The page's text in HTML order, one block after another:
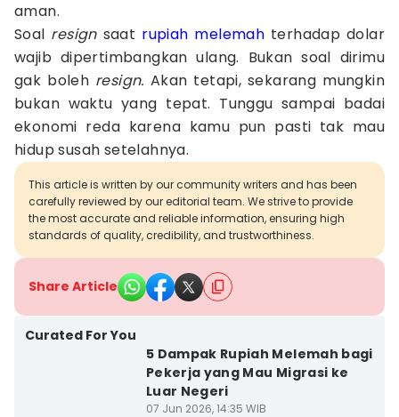
aman.
Soal resign saat rupiah melemah terhadap dolar
wajib dipertimbangkan ulang. Bukan soal dirimu
gak boleh resign. Akan tetapi, sekarang mungkin
bukan waktu yang tepat. Tunggu sampai badai
ekonomi reda karena kamu pun pasti tak mau
hidup susah setelahnya.
This article is written by our community writers and has been
carefully reviewed by our editorial team. We strive to provide
the most accurate and reliable information, ensuring high
standards of quality, credibility, and trustworthiness.
Share Article
Curated For You
5 Dampak Rupiah Melemah bagi
Pekerja yang Mau Migrasi ke
Luar Negeri
07 Jun 2026, 14:35 WIB